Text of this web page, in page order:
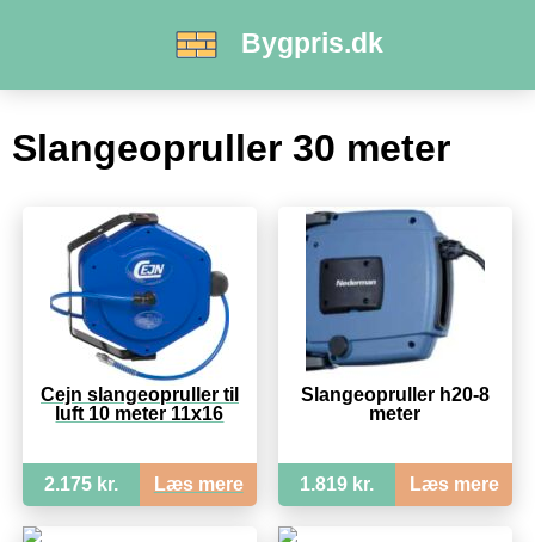
Bygpris.dk
Slangeopruller 30 meter
Cejn slangeopruller til
luft 10 meter 11x16
2.175 kr. Læs mere
Slangeopruller h20-8
meter
1.819 kr. Læs mere